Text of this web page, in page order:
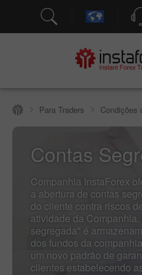
Para Traders Condições
Contas
Companhia InstaForex
a abertura de contas
do cliente contra riscos
atividade da
segregada" é
dos fundos da
um novo padrão de
clientes estabelecendo